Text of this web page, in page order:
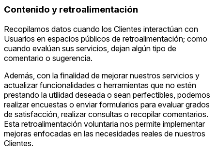
Contenido y retroalimentación
Recopilamos datos cuando los Clientes interactúan con
Usuarios en espacios públicos de retroalimentación; como
cuando evalúan sus servicios, dejan algún tipo de
comentario o sugerencia.
Además, con la finalidad de mejorar nuestros servicios y
actualizar funcionalidades o herramientas que no estén
prestando la utilidad deseada o sean perfectibles, podemos
realizar encuestas o enviar formularios para evaluar grados
de satisfacción, realizar consultas o recopilar comentarios.
Esta retroalimentación voluntaria nos permite implementar
mejoras enfocadas en las necesidades reales de nuestros
Clientes.